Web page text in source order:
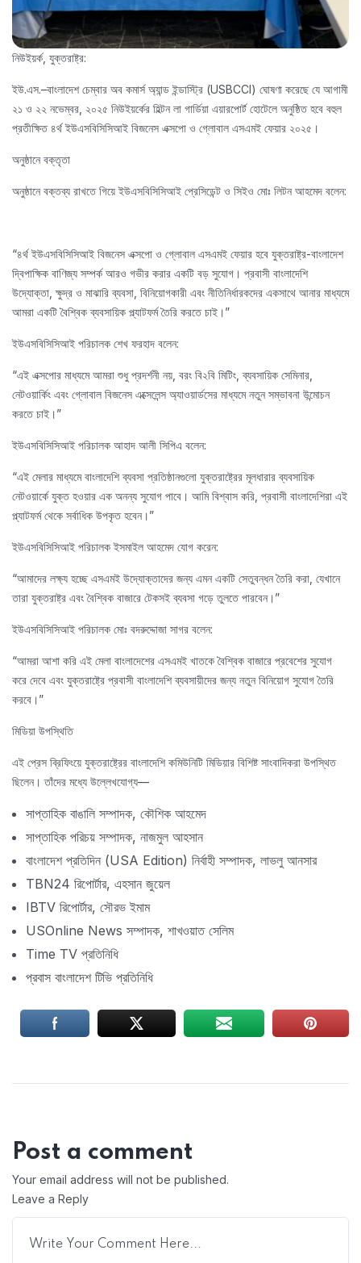
নিউইয়র্ক, যুক্তরাষ্ট্র:
ইউ.এস.–বাংলাদেশ চেম্বার অব কমার্স অ্যান্ড ইন্ডাস্ট্রি (USBCCI) ঘোষণা করেছে যে আগামী
২১ ও ২২ নভেম্বর, ২০২৫ নিউইয়র্কের হিল্টন লা গার্ডিয়া এয়ারপোর্ট হোটেলে অনুষ্ঠিত হবে বহুল
প্রতীক্ষিত ৪র্থ ইউএসবিসিসিআই বিজনেস এক্সপো ও গ্লোবাল এসএমই ফেয়ার ২০২৫।
অনুষ্ঠানে বক্তৃতা
অনুষ্ঠানে বক্তব্য রাখতে গিয়ে ইউএসবিসিসিআই প্রেসিডেন্ট ও সিইও মোঃ লিটন আহমেদ বলেন:
“৪র্থ ইউএসবিসিসিআই বিজনেস এক্সপো ও গ্লোবাল এসএমই ফেয়ার হবে যুক্তরাষ্ট্র-বাংলাদেশ
দ্বিপাক্ষিক বাণিজ্য সম্পর্ক আরও গভীর করার একটি বড় সুযোগ। প্রবাসী বাংলাদেশি
উদ্যোক্তা, ক্ষুদ্র ও মাঝারি ব্যবসা, বিনিয়োগকারী এবং নীতিনির্ধারকদের একসাথে আনার মাধ্যমে
আমরা একটি বৈশ্বিক ব্যবসায়িক প্ল্যাটফর্ম তৈরি করতে চাই।”
ইউএসবিসিসিআই পরিচালক শেখ ফরহাদ বলেন:
“এই এক্সপোর মাধ্যমে আমরা শুধু প্রদর্শনী নয়, বরং বি২বি মিটিং, ব্যবসায়িক সেমিনার,
নেটওয়ার্কিং এবং গ্লোবাল বিজনেস এক্সেলেন্স অ্যাওয়ার্ডসের মাধ্যমে নতুন সম্ভাবনা উন্মোচন
করতে চাই।”
ইউএসবিসিসিআই পরিচালক আহাদ আলী সিপিএ বলেন:
“এই মেলার মাধ্যমে বাংলাদেশি ব্যবসা প্রতিষ্ঠানগুলো যুক্তরাষ্ট্রের মূলধারার ব্যবসায়িক
নেটওয়ার্কে যুক্ত হওয়ার এক অনন্য সুযোগ পাবে। আমি বিশ্বাস করি, প্রবাসী বাংলাদেশিরা এই
প্ল্যাটফর্ম থেকে সর্বাধিক উপকৃত হবেন।”
ইউএসবিসিসিআই পরিচালক ইসমাইল আহমেদ যোগ করেন:
“আমাদের লক্ষ্য হচ্ছে এসএমই উদ্যোক্তাদের জন্য এমন একটি সেতুবন্ধন তৈরি করা, যেখানে
তারা যুক্তরাষ্ট্র এবং বৈশ্বিক বাজারে টেকসই ব্যবসা গড়ে তুলতে পারবেন।”
ইউএসবিসিসিআই পরিচালক মোঃ বদরুদ্দোজা সাগর বলেন:
“আমরা আশা করি এই মেলা বাংলাদেশের এসএমই খাতকে বৈশ্বিক বাজারে প্রবেশের সুযোগ
করে দেবে এবং যুক্তরাষ্ট্রে প্রবাসী বাংলাদেশি ব্যবসায়ীদের জন্য নতুন বিনিয়োগ সুযোগ তৈরি
করবে।”
মিডিয়া উপস্থিতি
এই প্রেস ব্রিফিংয়ে যুক্তরাষ্ট্রের বাংলাদেশি কমিউনিটি মিডিয়ার বিশিষ্ট সাংবাদিকরা উপস্থিত
ছিলেন। তাঁদের মধ্যে উল্লেখযোগ্য—
সাপ্তাহিক বাঙালি সম্পাদক, কৌশিক আহমেদ
সাপ্তাহিক পরিচয় সম্পাদক, নাজমুল আহসান
বাংলাদেশ প্রতিদিন (USA Edition) নির্বাহী সম্পাদক, লাভলু আনসার
TBN24 রিপোর্টার, এহসান জুয়েল
IBTV রিপোর্টার, সৌরভ ইমাম
USOnline News সম্পাদক, শাখওয়াত সেলিম
Time TV প্রতিনিধি
প্রবাস বাংলাদেশ টিভি প্রতিনিধি
Post a comment
Your email address will not be published.
Leave a Reply